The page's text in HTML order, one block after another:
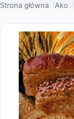
Strona główna Ako